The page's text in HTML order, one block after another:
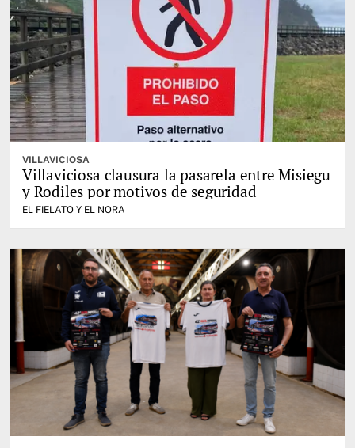
VILLAVICIOSA
Villaviciosa clausura la pasarela entre Misiegu
y Rodiles por motivos de seguridad
EL FIELATO Y EL NORA